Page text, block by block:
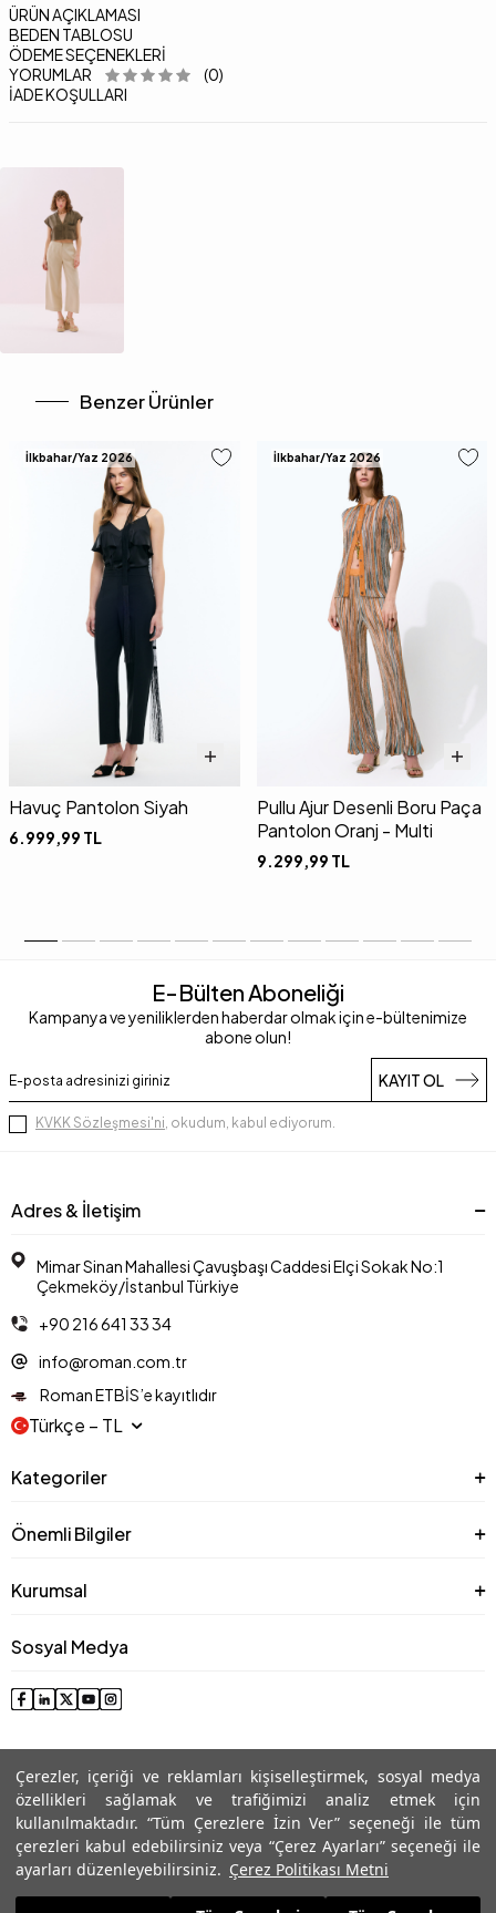
Çerezler, içeriği ve reklamları kişiselleştirmek, sosyal medya
özellikleri sağlamak ve trafiğimizi analiz etmek için
kullanılmaktadır. “Tüm Çerezlere İzin Ver” seçeneği ile tüm
çerezleri kabul edebilirsiniz veya “Çerez Ayarları” seçeneği ile
ayarları düzenleyebilirsiniz. Çerez Politikası Metni
ÜRÜN AÇIKLAMASI
BEDEN TABLOSU
ÖDEME SEÇENEKLERI
YORUMLAR
(0)
İADE KOŞULLARI
Benzer Ürünler
İlkbahar/Yaz 2026
Havuç Pantolon Siyah
6.999,99 TL
İlkbahar/Yaz 2026
Pullu Ajur Desenli Boru Paça
Pantolon Oranj - Multi
9.299,99 TL
E-Bülten Aboneliği
Kampanya ve yeniliklerden haberdar olmak için e-bültenimize
abone olun!
KAYIT OL
KVKK Sözleşmesi'ni, okudum, kabul ediyorum.
Adres & İletişim
Mimar Sinan Mahallesi Çavuşbaşı Caddesi Elçi Sokak No:1
Çekmeköy/İstanbul Türkiye
+90 216 641 33 34
info@roman.com.tr
Roman ETBİS’e kayıtlıdır
Türkçe − TL
Kategoriler
Önemli Bilgiler
Kurumsal
Sosyal Medya
© 2025 Roman® Tüm Hakları Saklıdır, İzinsiz kullanılamaz